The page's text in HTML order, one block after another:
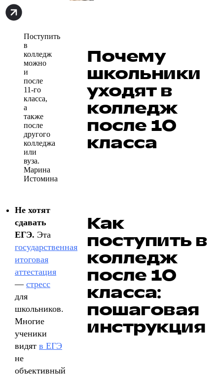
Поступить
в
колледж
можно
и
после
11-го
класса,
а
также
после
другого
колледжа
или
вуза.
Марина
Истомина
Почему
школьники
уходят в
колледж
после 10
класса
Не хотят
сдавать
ЕГЭ. Эта
государственная
итоговая
аттестация
— стресс
для
школьников.
Многие
ученики
видят в ЕГЭ
не
объективный
Как
поступить в
колледж
после 10
класса:
пошаговая
инструкция